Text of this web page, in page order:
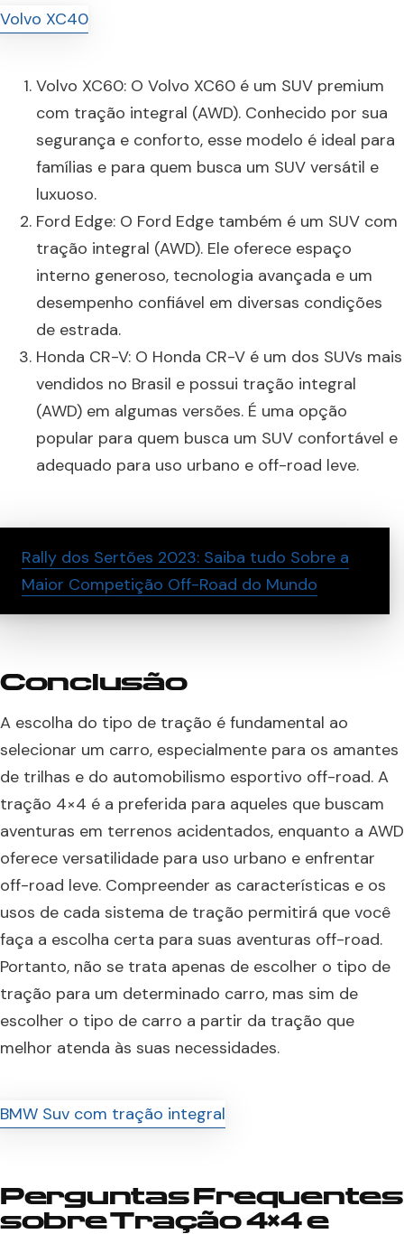
Volvo XC60: O Volvo XC60 é um SUV premium
com tração integral (AWD). Conhecido por sua
segurança e conforto, esse modelo é ideal para
famílias e para quem busca um SUV versátil e
luxuoso.
Ford Edge: O Ford Edge também é um SUV com
tração integral (AWD). Ele oferece espaço
interno generoso, tecnologia avançada e um
desempenho confiável em diversas condições
de estrada.
Honda CR-V: O Honda CR-V é um dos SUVs mais
vendidos no Brasil e possui tração integral
(AWD) em algumas versões. É uma opção
popular para quem busca um SUV confortável e
adequado para uso urbano e off-road leve.
Rally dos Sertões 2023: Saiba tudo Sobre a
Maior Competição Off-Road do Mundo
Conclusão
A escolha do tipo de tração é fundamental ao
selecionar um carro, especialmente para os amantes
de trilhas e do automobilismo esportivo off-road. A
tração 4×4 é a preferida para aqueles que buscam
aventuras em terrenos acidentados, enquanto a AWD
oferece versatilidade para uso urbano e enfrentar
off-road leve. Compreender as características e os
usos de cada sistema de tração permitirá que você
faça a escolha certa para suas aventuras off-road.
Portanto, não se trata apenas de escolher o tipo de
tração para um determinado carro, mas sim de
escolher o tipo de carro a partir da tração que
melhor atenda às suas necessidades.
Perguntas Frequentes
sobre Tração 4×4 e